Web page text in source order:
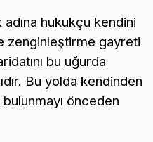
adına hukukçu kendini
zenginleştirme gayreti
bu uğurda
Bu yolda kendinden
önceden